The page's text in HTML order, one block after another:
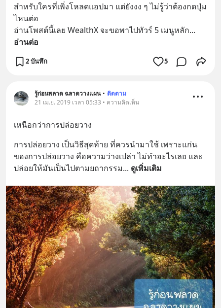
สำหรับใครที่เพิ่งโหลดแอปมา แต่ยังงง ๆ ไม่รู้ว่าต้องกดปุ่ม
ไหนต่อ
อ่านโพสต์นี้เลย WealthX จะขอพาไปทัวร์ 5 เมนูหลัก
อ่านต่อ
2 บันทึก 5
รู้ก่อนพลาด ฉลาดวางแผน • ติดตาม
21 เม.ย. 2019 เวลา 05:33 • ความคิดเห็น
เหนือกว่าการปล่อยวาง
การปล่อยวาง เป็นวิธีสุดท้าย ที่ควรนำมาใช้ เพราะแก่น
ของการปล่อยวาง คือความว่างเปล่า ไม่ทำอะไรเลย และ
ปล่อยให้มันเป็นไปตามยถากรรม... ดูเพิ่มเติม